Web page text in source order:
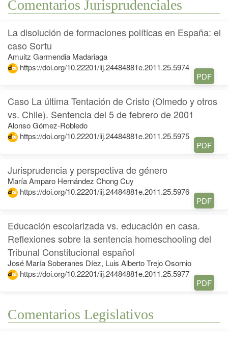
Comentarios Jurisprudenciales
La disolución de formaciones políticas en España: el
caso Sortu
Amuitz Garmendia Madariaga
https://doi.org/10.22201/iij.24484881e.2011.25.5974
PDF
Caso La última Tentación de Cristo (Olmedo y otros
vs. Chile). Sentencia del 5 de febrero de 2001
Alonso Gómez-Robledo
https://doi.org/10.22201/iij.24484881e.2011.25.5975
PDF
Jurisprudencia y perspectiva de género
María Amparo Hernández Chong Cuy
https://doi.org/10.22201/iij.24484881e.2011.25.5976
PDF
Educación escolarizada vs. educación en casa.
Reflexiones sobre la sentencia homeschooling del
Tribunal Constitucional español
José María Soberanes Díez, Luis Alberto Trejo Osornio
https://doi.org/10.22201/iij.24484881e.2011.25.5977
PDF
Comentarios Legislativos